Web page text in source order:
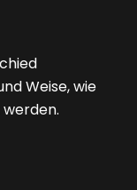
Weise, wie